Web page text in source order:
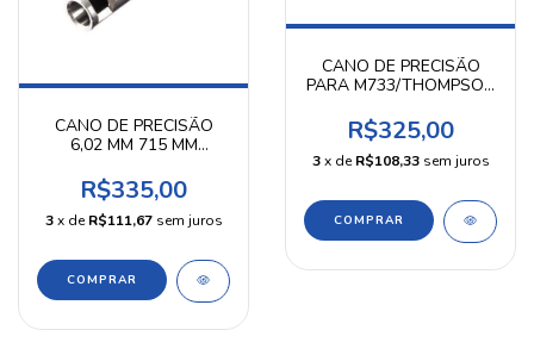
CANO DE PRECISÃO
6,02 MM 715 MM
R$335,00
3 x deR$111,67 sem juros
CANO DE PRECISÃO
PARA M733/THOMPSON
GUARDER
R$325,00
3 x deR$108,33 sem juros